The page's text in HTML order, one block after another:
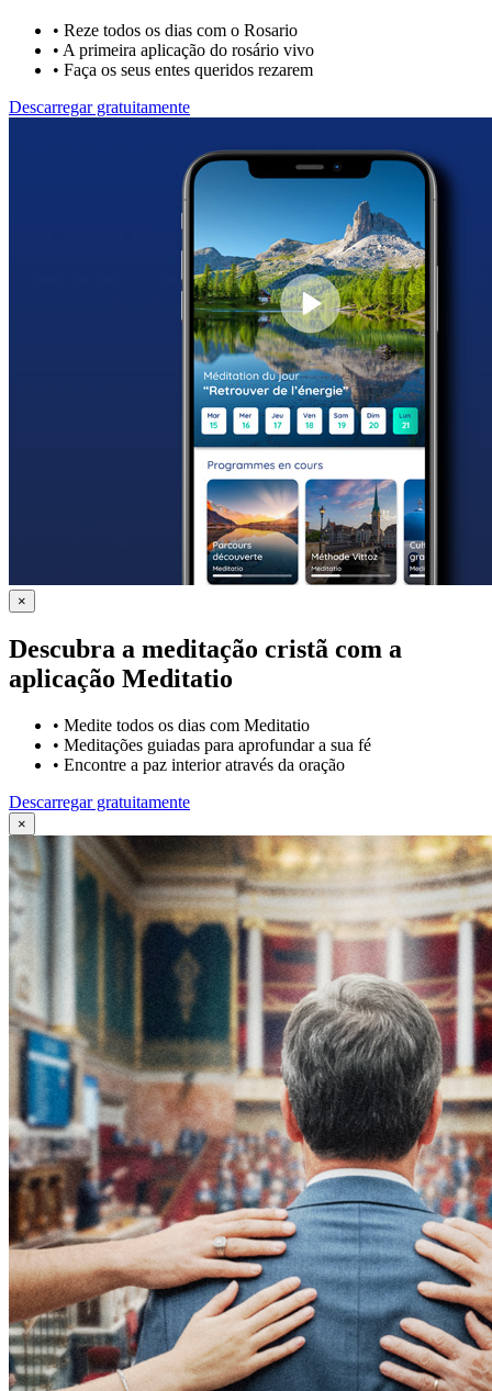
• Reze todos os dias com o Rosario
• A primeira aplicação do rosário vivo
• Faça os seus entes queridos rezarem
Descarregar gratuitamente
×
Descubra a meditação cristã com a
aplicação Meditatio
• Medite todos os dias com Meditatio
• Meditações guiadas para aprofundar a sua fé
• Encontre a paz interior através da oração
Descarregar gratuitamente
×